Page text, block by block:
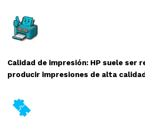
Calidad de impresión: HP suele ser
producir impresiones de alta